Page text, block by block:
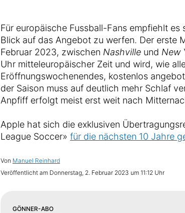
Für europäische Fussball-Fans empfiehlt es
Blick auf das Angebot zu werfen. Der erste
Februar 2023, zwischen Nashvilleund New
Uhr mitteleuropäischer Zeit und wird, wie
Eröffnungswochenendes, kostenlos
der Saison muss auf deutlich mehr Schlaf
Anpfiff erfolgt meist erst weit nach
Apple hat sich die exklusiven
League Soccer» für die nächsten 10 Jahre
Von Manuel Reinhard
Veröffentlicht am Donnerstag, 2. Februar 2023 um 11:12 Uhr
GÖNNER-ABO